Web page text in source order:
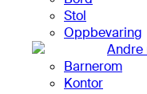
Stol
Oppbevaring
Andre
Barnerom
Kontor